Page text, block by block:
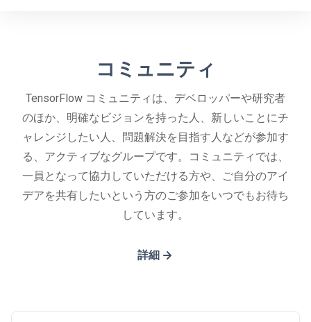
コミュニティ
TensorFlow コミュニティは、デベロッパーや研究者
のほか、明確なビジョンを持った人、新しいことにチ
ャレンジしたい人、問題解決を目指す人などが参加す
る、アクティブなグループです。コミュニティでは、
一員となって協力していただける方や、ご自分のアイ
デアを共有したいという方のご参加をいつでもお待ち
しています。
詳細